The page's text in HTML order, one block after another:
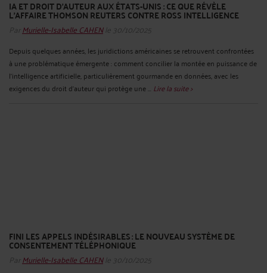
IA ET DROIT D’AUTEUR AUX ÉTATS-UNIS : CE QUE RÉVÈLE
L’AFFAIRE THOMSON REUTERS CONTRE ROSS INTELLIGENCE
Par Murielle-Isabelle CAHENle 30/10/2025
Depuis quelques années, les juridictions américaines se retrouvent confrontées
à une problématique émergente : comment concilier la montée en puissance de
l’intelligence artificielle, particulièrement gourmande en données, avec les
exigences du droit d’auteur qui protège une ... Lire la suite >
FINI LES APPELS INDÉSIRABLES : LE NOUVEAU SYSTÈME DE
CONSENTEMENT TÉLÉPHONIQUE
Par Murielle-Isabelle CAHENle 30/10/2025